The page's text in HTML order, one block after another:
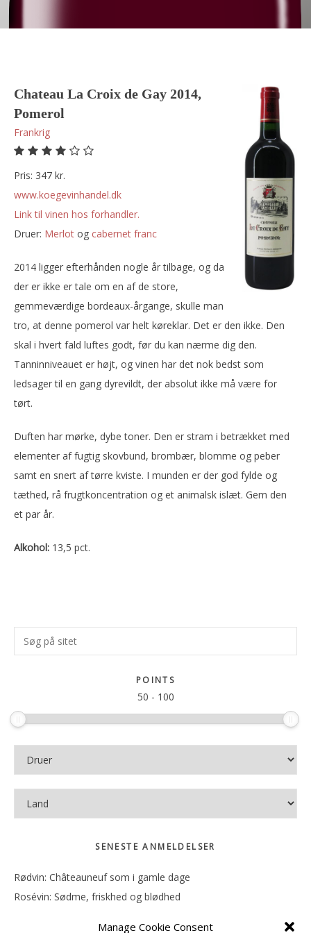
Manage Cookie Consent
Chateau La Croix de Gay 2014,
Pomerol
Frankrig
Pris: 347 kr.
www.koegevinhandel.dk
Link til vinen hos forhandler.
Druer:
merlot og cabernet franc
2014 ligger efterhånden nogle år tilbage, og da
der er ikke er tale om en af de store,
gemmeværdige bordeaux-årgange, skulle man
tro, at denne pomerol var helt køreklar. Det er den ikke. Den
skal i hvert fald luftes godt, før du kan nærme dig den.
Tanninniveauet er højt, og vinen har det nok bedst som
ledsager til en gang dyrevildt, der absolut ikke må være for
tørt.
Duften har mørke, dybe toner. Den er stram i betrækket med
elementer af fugtig skovbund, brombær, blomme og peber
samt en snert af tørre kviste. I munden er der god fylde og
tæthed, rå frugtkoncentration og et animalsk islæt. Gem den
et par år.
Alkohol: 13,5 pct.
Primær
Sidebar
Søg
på
POINTS
50 - 100
SENESTE ANMELDELSER
Rødvin: Châteauneuf som i gamle dage
Rosévin: Sødme, friskhed og blødhed